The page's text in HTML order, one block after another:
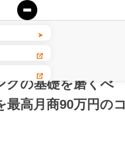
グの基礎を磨くべ
高月商90万円のコ